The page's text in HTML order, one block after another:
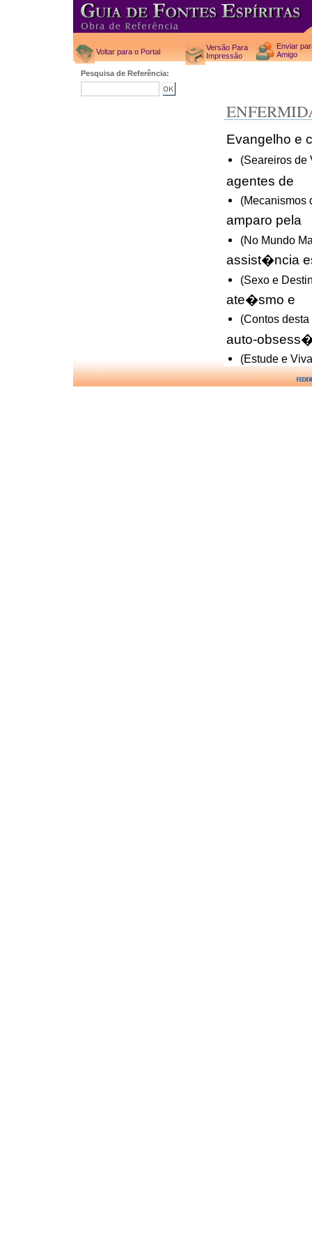
Voltar para o Portal
Versão Para
Impressão
Enviar
Amigo
Pesquisa de Referência:
Evangelho e
(Seareiros
agentes de
(Mecanismos
amparo pela
(No Mundo
assist�ncia
(Sexo e
ate�smo e
(Contos
auto-
(Estude e
a��o dos